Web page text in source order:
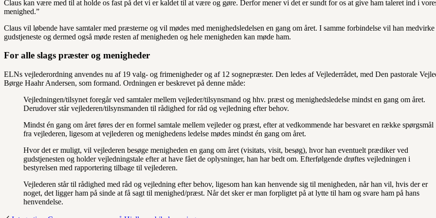
Claus kan være med til at holde os fast på det vi er kaldet til at være og gøre. Derfor mener vi det er sundt for os at give ham taleret ind i
menighed.”
Claus vil løbende have samtaler med præsterne og vil mødes med menighedsledelsen en gang om året. I samme forbindelse vil han
gudstjeneste og dermed også møde resten af menigheden og hele menigheden kan møde ham.
For alle slags præster og menigheder
ELNs vejlederordning anvendes nu af 19 valg- og frimenigheder og af 12 sognepræster. Den ledes af Vejlederrådet, med Den pastorale
Børge Haahr Andersen, som formand. Ordningen er beskrevet på denne måde:
Vejledningen/tilsynet foregår ved samtaler mellem vejleder/tilsynsmand og hhv. præst og menighedsledelse mindst en gang om året.
Derudover står vejlederen/tilsynsmanden til rådighed for råd og vejledning efter behov.
Mindst én gang om året føres der en formel samtale mellem vejleder og præst, efter at vedkommende har besvaret en række spørgsmål
fra vejlederen, ligesom at vejlederen og menighedens ledelse mødes mindst én gang om året.
Hvor det er muligt, vil vejlederen besøge menigheden en gang om året (visitats, visit, besøg), hvor han eventuelt prædiker ved
gudstjenesten og holder vejledningstale efter at have fået de oplysninger, han har bedt om. Efterfølgende drøftes vejledningen i
bestyrelsen med rapportering tilbage til vejlederen.
Vejlederen står til rådighed med råd og vejledning efter behov, ligesom han kan henvende sig til menigheden, når han vil, hvis der er
noget, det ligger ham på sinde at få sagt til menighed/præst. Når det sker er man forpligtet på at lytte til ham og svare ham på hans
henvendelse.